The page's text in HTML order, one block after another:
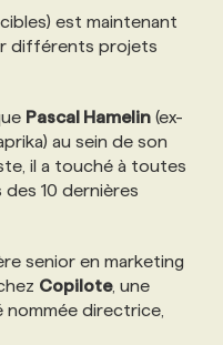
est maintenant
différents projets
Pascal Hamelin (ex-
au sein de son
il a touché à toutes
10 dernières
senior en marketing
Copilote, une
nommée directrice,